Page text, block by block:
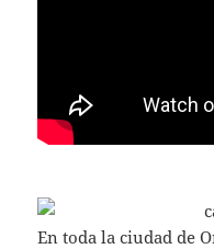
En toda la ciudad de